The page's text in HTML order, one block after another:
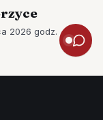
2026 godz.